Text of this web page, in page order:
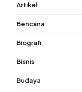
Artikel
Bencana
Biografi
Bisnis
Budaya